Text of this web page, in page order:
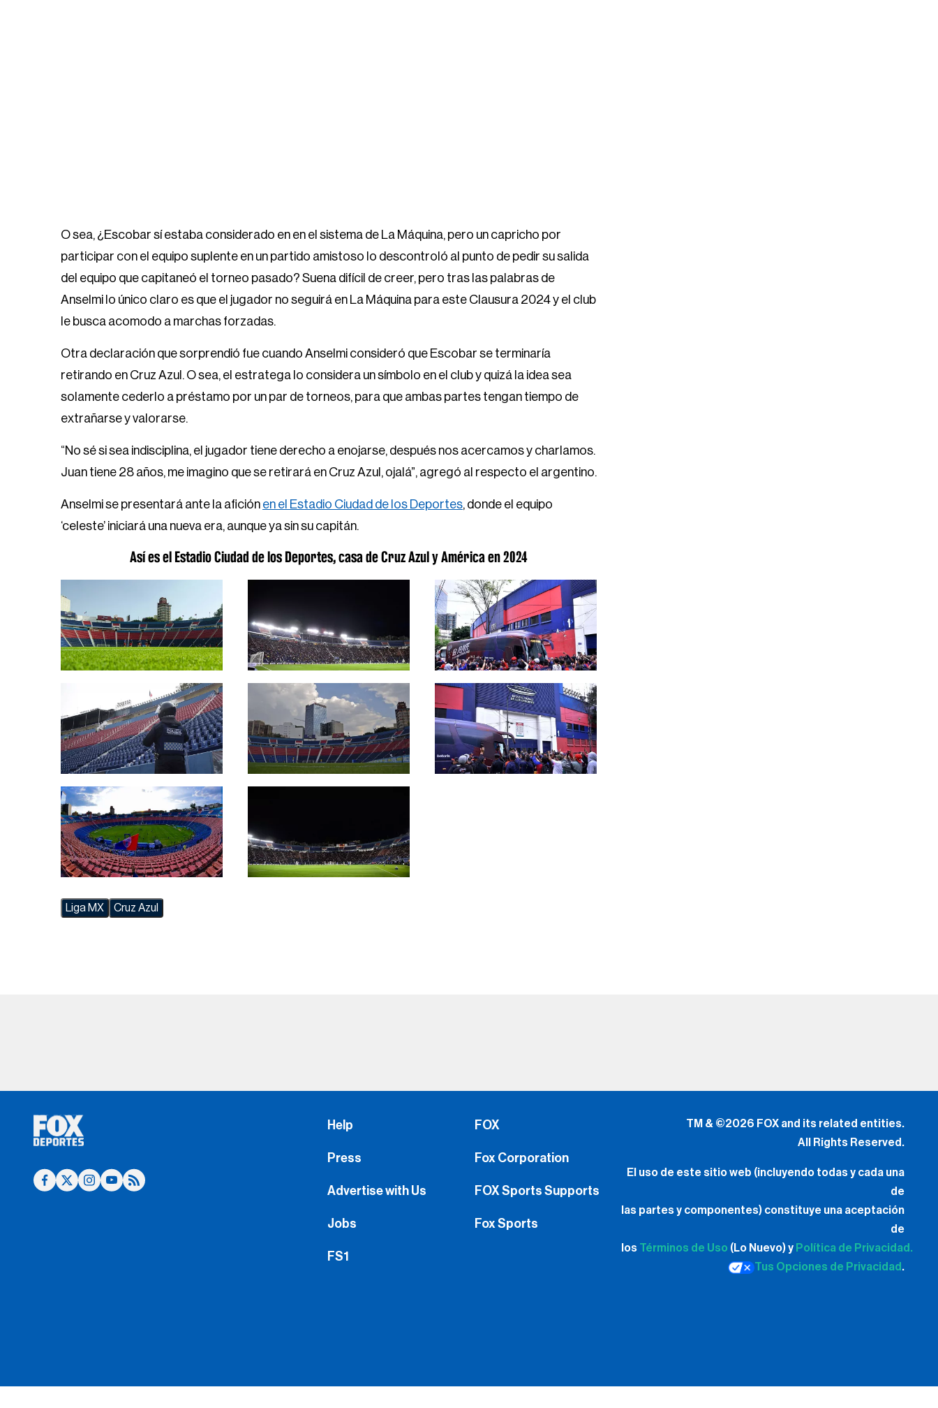
O sea, ¿Escobar sí estaba considerado en en el sistema de La Máquina, pero un capricho por
participar con el equipo suplente en un partido amistoso lo descontroló al punto de pedir su salida
del equipo que capitaneó el torneo pasado? Suena difícil de creer, pero tras las palabras de
Anselmi lo único claro es que el jugador no seguirá en La Máquina para este Clausura 2024 y el club
le busca acomodo a marchas forzadas.
Otra declaración que sorprendió fue cuando Anselmi consideró que Escobar se terminaría
retirando en Cruz Azul. O sea, el estratega lo considera un símbolo en el club y quizá la idea sea
solamente cederlo a préstamo por un par de torneos, para que ambas partes tengan tiempo de
extrañarse y valorarse.
“No sé si sea indisciplina, el jugador tiene derecho a enojarse, después nos acercamos y charlamos.
Juan tiene 28 años, me imagino que se retirará en Cruz Azul, ojalá”, agregó al respecto el argentino.
Anselmi se presentará ante la afición en el Estadio Ciudad de los Deportes, donde el equipo
‘celeste’ iniciará una nueva era, aunque ya sin su capitán.
Así es el Estadio Ciudad de los Deportes, casa de Cruz Azul y América en 2024
Liga MX Cruz Azul
Help
Press
Advertise with Us
Jobs
FS1
FOX
Fox Corporation
FOX Sports Supports
Fox Sports
TM & ©2026 FOX and its related entities.
All Rights Reserved.
El uso de este sitio web (incluyendo todas y cada una
de
las partes y componentes) constituye una aceptación
de
los Términos de Uso (Lo Nuevo) y Política de Privacidad.
Tus Opciones de Privacidad .